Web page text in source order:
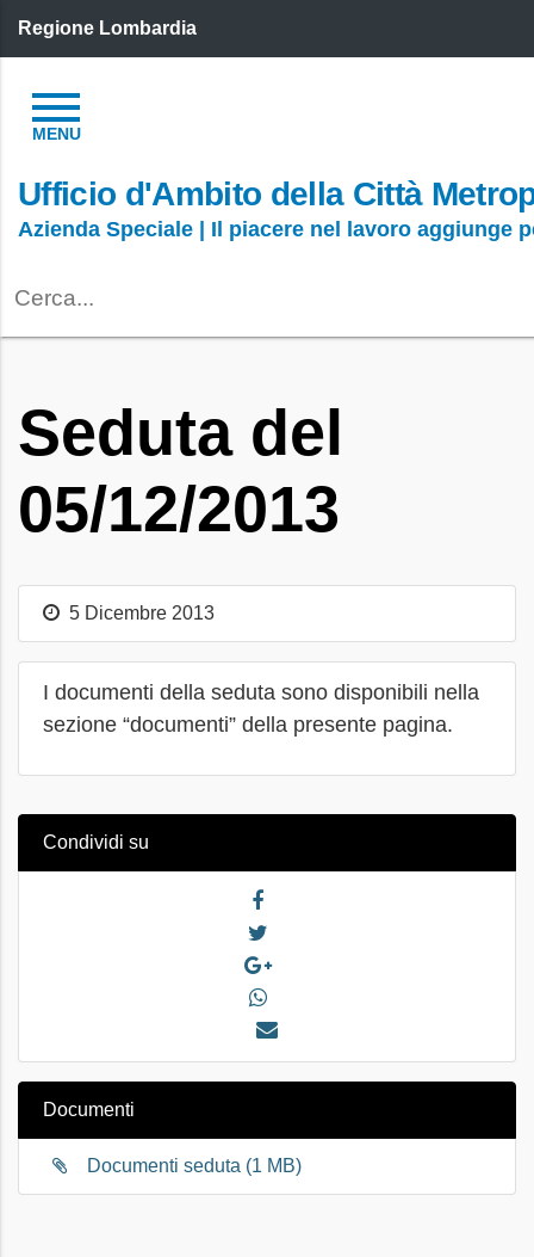
Regione Lombardia
Ufficio d'Ambito della Città
Azienda Speciale | Il piacere nel lavoro aggiunge
Seduta del
05/12/2013
5 Dicembre 2013
I documenti della seduta sono disponibili nella
sezione “documenti” della presente pagina.
Condividi su
Documenti
Documenti seduta (1 MB)